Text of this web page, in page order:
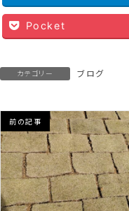
Pocket
カテゴリー ブログ
前の記事